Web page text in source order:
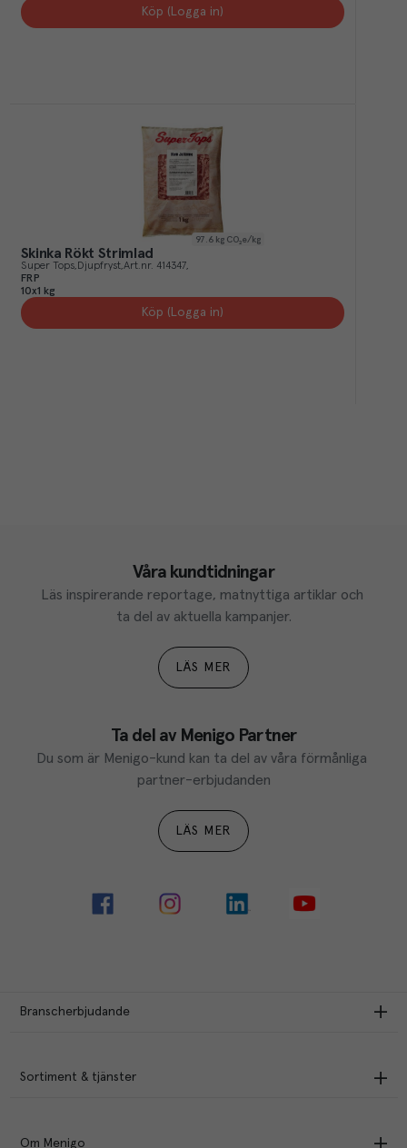
Köp (Logga in)
97.6 kg CO₂e/kg
Skinka Rökt Strimlad
Super Tops Djupfryst Art.nr. 414347
FRP
10x1 kg
Köp (Logga in)
Våra kundtidningar
Läs inspirerande reportage, matnyttiga artiklar och
ta del av aktuella kampanjer.
LÄS MER
Ta del av Menigo Partner
Du som är Menigo-kund kan ta del av våra förmånliga
partner-erbjudanden
LÄS MER
Branscherbjudande
Sortiment & tjänster
Om Menigo